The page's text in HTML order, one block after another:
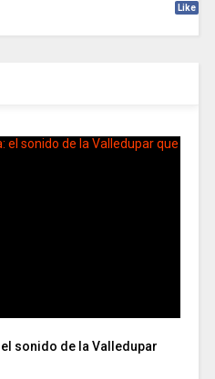
Like
sonido de la Valledupar